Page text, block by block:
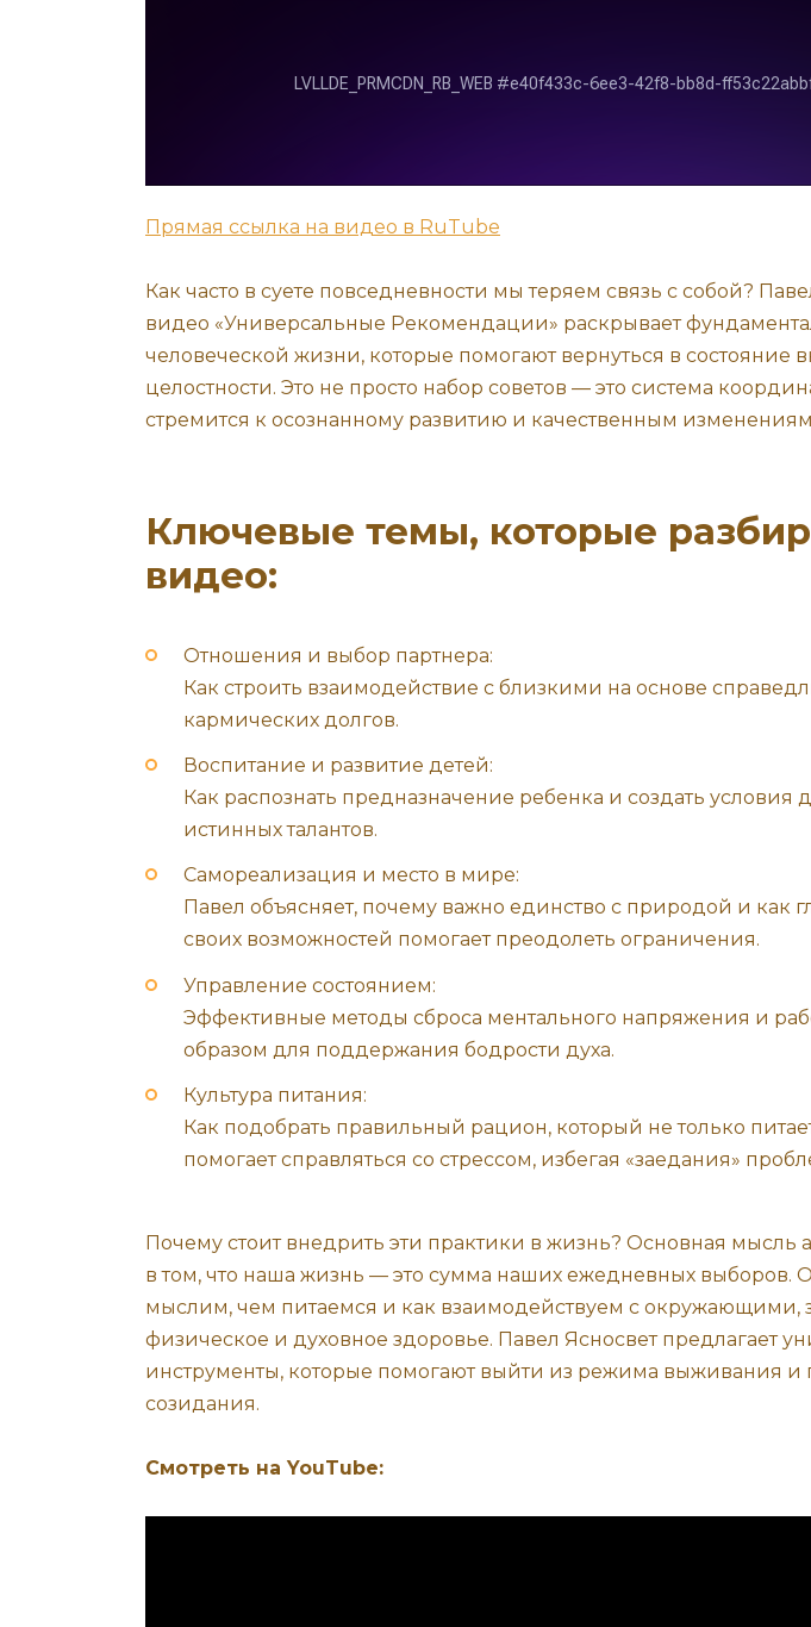
Прямая ссылка на видео в RuTube
Как часто в суете повседневности мы теряем связь с собой?
видео «Универсальные Рекомендации» раскрывает
человеческой жизни, которые помогают вернуться в состояние
целостности. Это не просто набор советов — это система
стремится к осознанному развитию и качественным
Ключевые темы, которые
видео:
Отношения и выбор партнера:
Как строить взаимодействие с близкими на основе
кармических долгов.
Воспитание и развитие детей:
Как распознать предназначение ребенка и создать условия
истинных талантов.
Самореализация и место в мире:
Павел объясняет, почему важно единство с природой и как
своих возможностей помогает преодолеть ограничения.
Управление состоянием:
Эффективные методы сброса ментального напряжения и
образом для поддержания бодрости духа.
Культура питания:
Как подобрать правильный рацион, который не только
помогает справляться со стрессом, избегая «заедания»
Почему стоит внедрить эти практики в жизнь? Основная мысль
в том, что наша жизнь — это сумма наших ежедневных выборов.
мыслим, чем питаемся и как взаимодействуем с окружающими,
физическое и духовное здоровье. Павел Ясносвет предлагает
инструменты, которые помогают выйти из режима выживания
созидания.
Смотреть на YouTube: